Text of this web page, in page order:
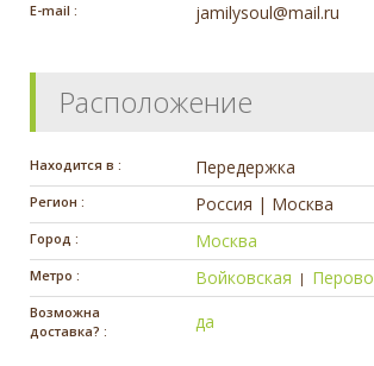
E-mail : jamilysoul@mail.ru
Расположение
Находится в : Передержка
Регион : Россия | Москва
Город : Москва
Метро : Войковская | Перово
Возможна
доставка? :
да